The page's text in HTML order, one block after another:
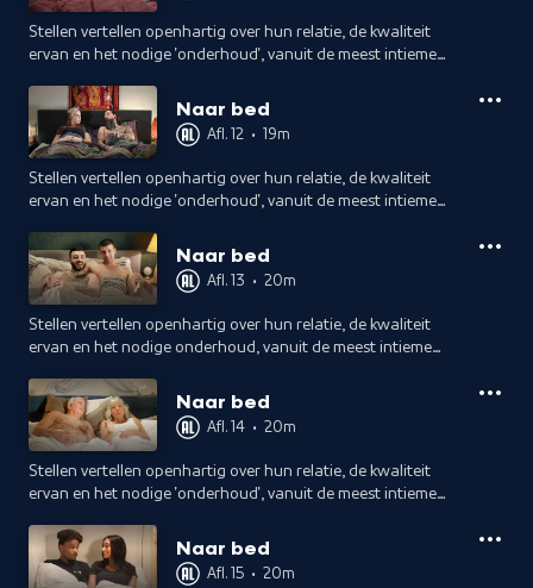
Stellen vertellen openhartig over hun relatie, de kwaliteit
ervan en het nodige 'onderhoud', vanuit de meest intieme
bed, hoe doen ze dat?Naar bed
Afl. 12 • 19m
Stellen vertellen openhartig over hun relatie, de kwaliteit
ervan en het nodige 'onderhoud', vanuit de meest intieme
bed, hoe doen ze dat?Naar bed
Afl. 13 • 20m
Stellen vertellen openhartig over hun relatie, de kwaliteit
ervan en het nodige onderhoud, vanuit de meest intieme
bed, hoe doen ze dat?Naar bed
Afl. 14 • 20m
Stellen vertellen openhartig over hun relatie, de kwaliteit
ervan en het nodige 'onderhoud', vanuit de meest intieme
bed, hoe doen ze dat?Naar bed
Afl. 15 • 20m